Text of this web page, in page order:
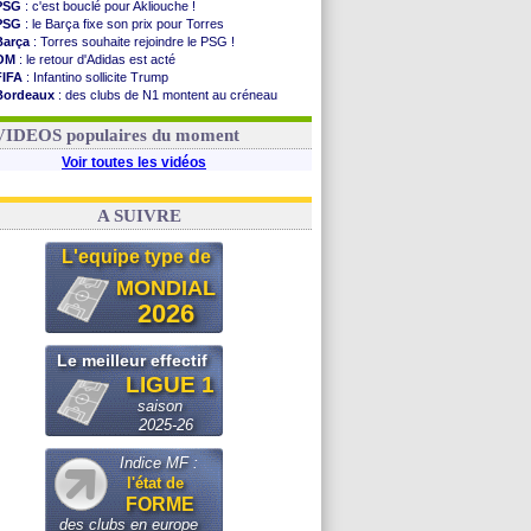
: c'est bouclé pour Akliouche !
: le Barça fixe son prix pour Torres
: Torres souhaite rejoindre le PSG !
: le retour d'Adidas est acté
: Infantino sollicite Trump
: des clubs de N1 montent au créneau
: le démenti de Leipzig pour Diomandé
populaires du moment
Voir toutes les vidéos
A SUIVRE
L'equipe type de
MONDIAL
2026
Le meilleur effectif
LIGUE 1
saison
2025-26
Indice MF :
l'état de
FORME
des clubs en europe